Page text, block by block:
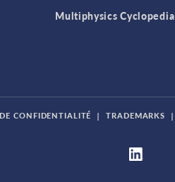
Multiphysics Cyclopedia
CONFIDENTIALITÉ | TRADEMARKS |